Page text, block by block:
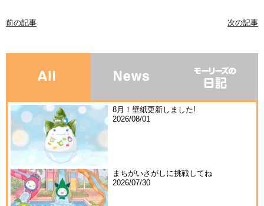
前の記事 次の記事
8月！壁紙更新しました!
2026/08/01
まちがいさがしに挑戦してね
2026/07/30